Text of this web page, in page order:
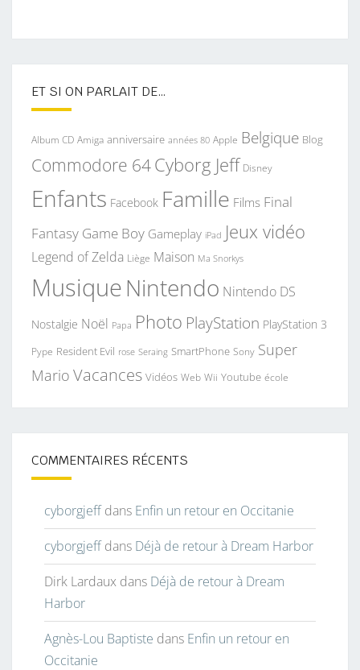
ET SI ON PARLAIT DE…
Album CD Amiga anniversaire années 80 Apple Belgique Blog
Commodore 64Cyborg Jeff Disney
Enfants Facebook Famille Films Final
Fantasy Game Boy Gameplay iPad Jeux vidéo
Legend of Zelda Liège Maison Ma Snorkys
MusiqueNintendo Nintendo DS
Nostalgie Noël Papa Photo PlayStation PlayStation 3
Pype Resident Evil rose Seraing SmartPhone Sony Super
Mario Vacances Vidéos Web Wii Youtube école
COMMENTAIRES RÉCENTS
cyborgjeffdans Enfin un retour en Occitanie
cyborgjeffdans Déjà de retour à Dream Harbor
Dirk Lardaux dans Déjà de retour à Dream
Harbor
Agnès-Lou Baptiste dans Enfin un retour en
Occitanie